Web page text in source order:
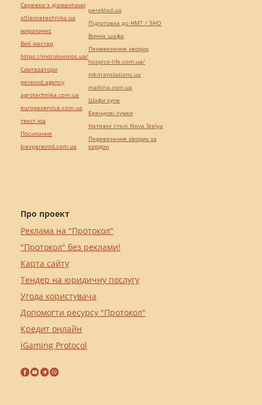
Про проект
Реклама на "Протокол"
"Протокол" без реклами!
Карта сайту
Тендер на юридичну послугу
Угода користувача
Допомогти ресурсу "Протокол"
Кредит онлайн
iGaming Protocol
Сережки з діамантами
alliancetechnika.ua
миралинкс
Веб мастер
https://motokosmos.ua/
Синтезатори
perevod.agency
agrotechnika.com.ua
europeservice.com.ua
текст юа
Посилання
kievperevod.com.ua
pereklad.ua
Підготовка до НМТ / ЗНО
Винна шафа
Перевезення хворих
hospice-life.com.ua/
mk-translations.ua
maltina.com.ua
Шафи купе
Брендові сумки
Натяжні стелі Nova Stelya
Перевезення хворих за
кордон